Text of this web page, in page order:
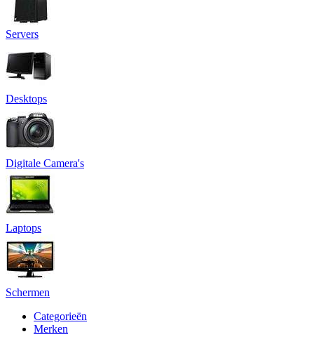
Servers
Desktops
Digitale Camera's
Laptops
Schermen
Categorieën
Merken